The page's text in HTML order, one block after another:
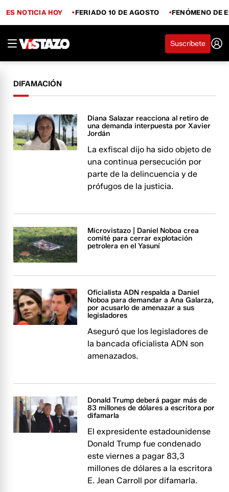
ES NOTICIA HOY FERIADO 10 DE AGOSTO FENÓMENO DE
Suscríbete
DIFAMACIÓN
Diana Salazar reacciona al retiro de
una demanda interpuesta por Xavier
Jordán
La exfiscal dijo ha sido objeto de
una continua persecución por
parte de la delincuencia y de
prófugos de la justicia.
Microvistazo | Daniel Noboa crea
comité para cerrar explotación
petrolera en el Yasuní
Oficialista ADN respalda a Daniel
Noboa para demandar a Ana Galarza,
por acusarlo de amenazar a sus
legisladores
Aseguró que los legisladores de
la bancada oficialista ADN son
amenazados.
Donald Trump deberá pagar más de
83 millones de dólares a escritora por
difamarla
El expresidente estadounidense
Donald Trump fue condenado
este viernes a pagar 83,3
millones de dólares a la escritora
E. Jean Carroll por difamarla.